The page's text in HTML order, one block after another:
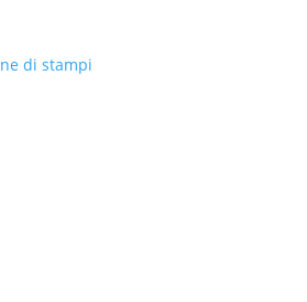
di stampi